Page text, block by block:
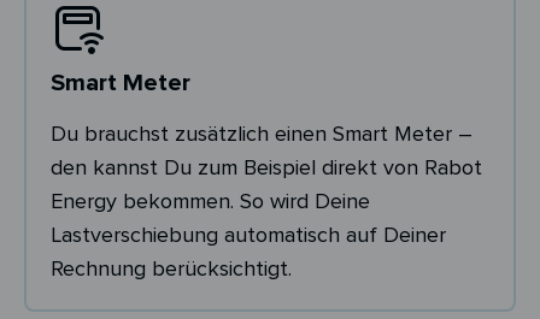
Smart Meter
Du brauchst zusätzlich einen Smart Meter –
den kannst Du zum Beispiel direkt von Rabot
Energy bekommen. So wird Deine
Lastverschiebung automatisch auf Deiner
Rechnung berücksichtigt.